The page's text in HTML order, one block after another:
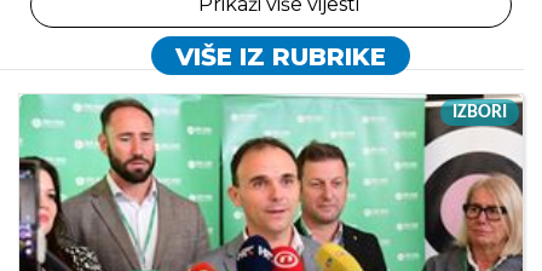
Prikaži više vijesti
VIŠE IZ RUBRIKE
IZBORI